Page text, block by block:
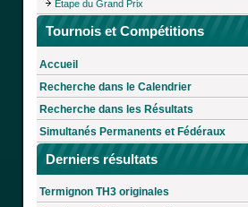
Étape du Grand Prix
Tournois et Compétitions
Accueil
Recherche dans le Calendrier
Recherche dans les Résultats
Simultanés Permanents et Fédéraux
Derniers résultats
Termignon TH3 originales